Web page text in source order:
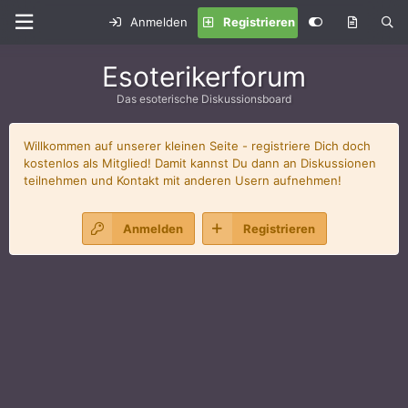
Anmelden Registrieren
Esoterikerforum
Das esoterische Diskussionsboard
Willkommen auf unserer kleinen Seite - registriere Dich doch
kostenlos als Mitglied! Damit kannst Du dann an Diskussionen
teilnehmen und Kontakt mit anderen Usern aufnehmen!
Anmelden Registrieren